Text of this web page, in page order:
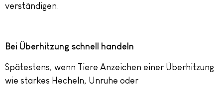
verständigen.
Bei Überhitzung schnell handeln
Spätestens, wenn Tiere Anzeichen einer Überhitzung
wie starkes Hecheln, Unruhe oder